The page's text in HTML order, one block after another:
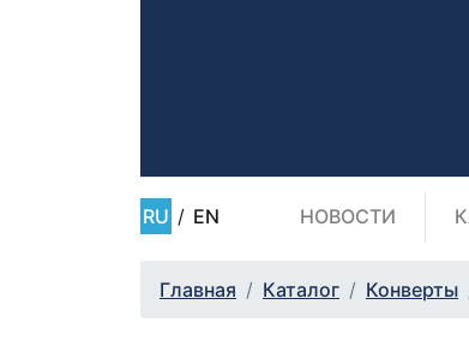
RU / EN НОВОСТИ
Главная Каталог Конверты